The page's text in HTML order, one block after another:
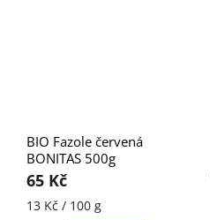
BIO Fazole červená
BONITAS 500g
65 Kč
13 Kč / 100 g